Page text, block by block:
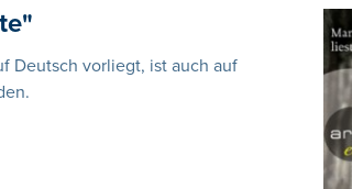
Deutsch vorliegt, ist auch auf